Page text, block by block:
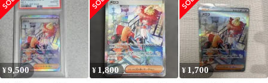
092/0…
¥9,500 ¥ 1,800 ¥ 1,700